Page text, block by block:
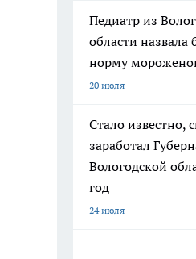
Педиатр из
области назвала
норму
20 июля
Стало известно,
заработал
Вологодской
год
24 июля